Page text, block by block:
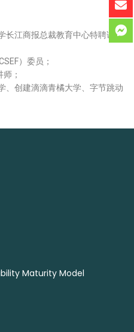
江商报总裁教育中心特聘讲
）委员；
；
、创建滴滴青橘大学、字节跳动
Maturity Model